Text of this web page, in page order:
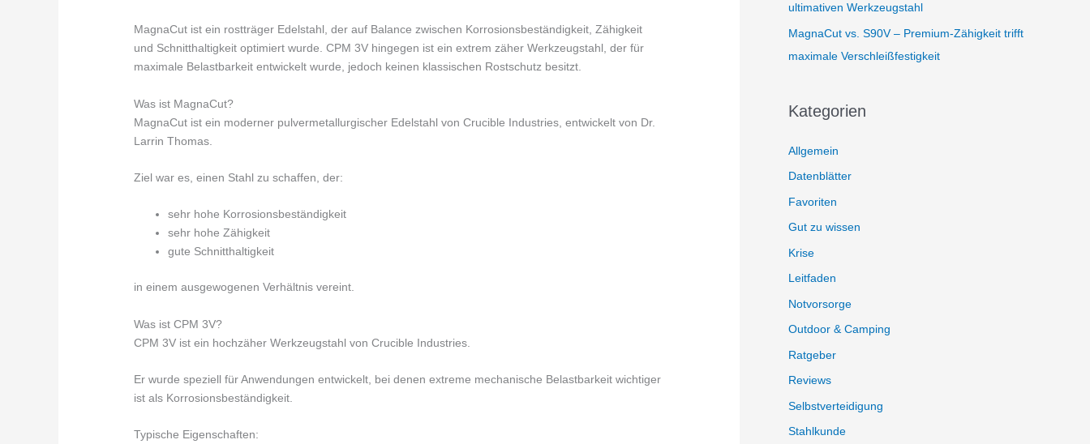
MagnaCut ist ein rostträger Edelstahl, der auf Balance zwischen Korrosionsbeständigkeit, Zähigkeit
und Schnitthaltigkeit optimiert wurde. CPM 3V hingegen ist ein extrem zäher Werkzeugstahl, der für
maximale Belastbarkeit entwickelt wurde, jedoch keinen klassischen Rostschutz besitzt.
Was ist MagnaCut?
MagnaCut ist ein moderner pulvermetallurgischer Edelstahl von Crucible Industries, entwickelt von Dr.
Larrin Thomas.
Ziel war es, einen Stahl zu schaffen, der:
sehr hohe Korrosionsbeständigkeit
sehr hohe Zähigkeit
gute Schnitthaltigkeit
in einem ausgewogenen Verhältnis vereint.
Was ist CPM 3V?
CPM 3V ist ein hochzäher Werkzeugstahl von Crucible Industries.
Er wurde speziell für Anwendungen entwickelt, bei denen extreme mechanische Belastbarkeit wichtiger
ist als Korrosionsbeständigkeit.
Typische Eigenschaften:
ultimativen Werkzeugstahl
MagnaCut vs. S90V – Premium-Zähigkeit trifft
maximale Verschleißfestigkeit
Kategorien
Allgemein
Datenblätter
Favoriten
Gut zu wissen
Krise
Leitfaden
Notvorsorge
Outdoor & Camping
Ratgeber
Reviews
Selbstverteidigung
Stahlkunde